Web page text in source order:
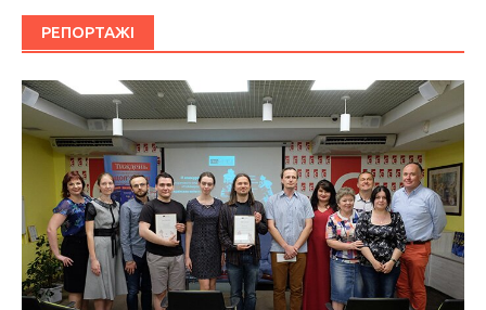
РЕПОРТАЖІ